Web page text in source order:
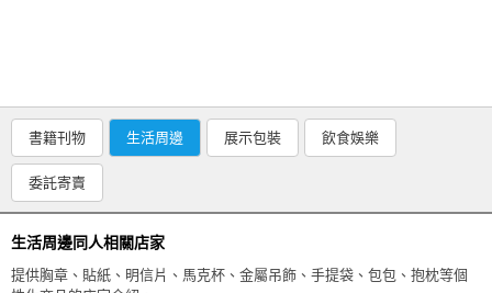
繪圖藝廊
交流中心
會員中心
書籍刊物 生活周邊 展示包裝 飲食娛樂
委託寄賣
生活周邊同人相關店家
提供胸章、貼紙、明信片、馬克杯、金屬吊飾、手提袋、包包、抱枕等個